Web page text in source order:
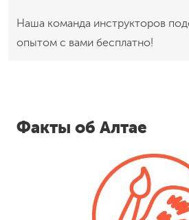
Наша команда инструкторов
опытом с вами бесплатно!
Факты об Алтае